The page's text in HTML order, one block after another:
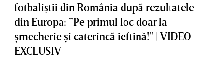
fotbaliştii din România după rezultatele
din Europa: ”Pe primul loc doar la
şmecherie şi caterincă ieftină!” | VIDEO
EXCLUSIV